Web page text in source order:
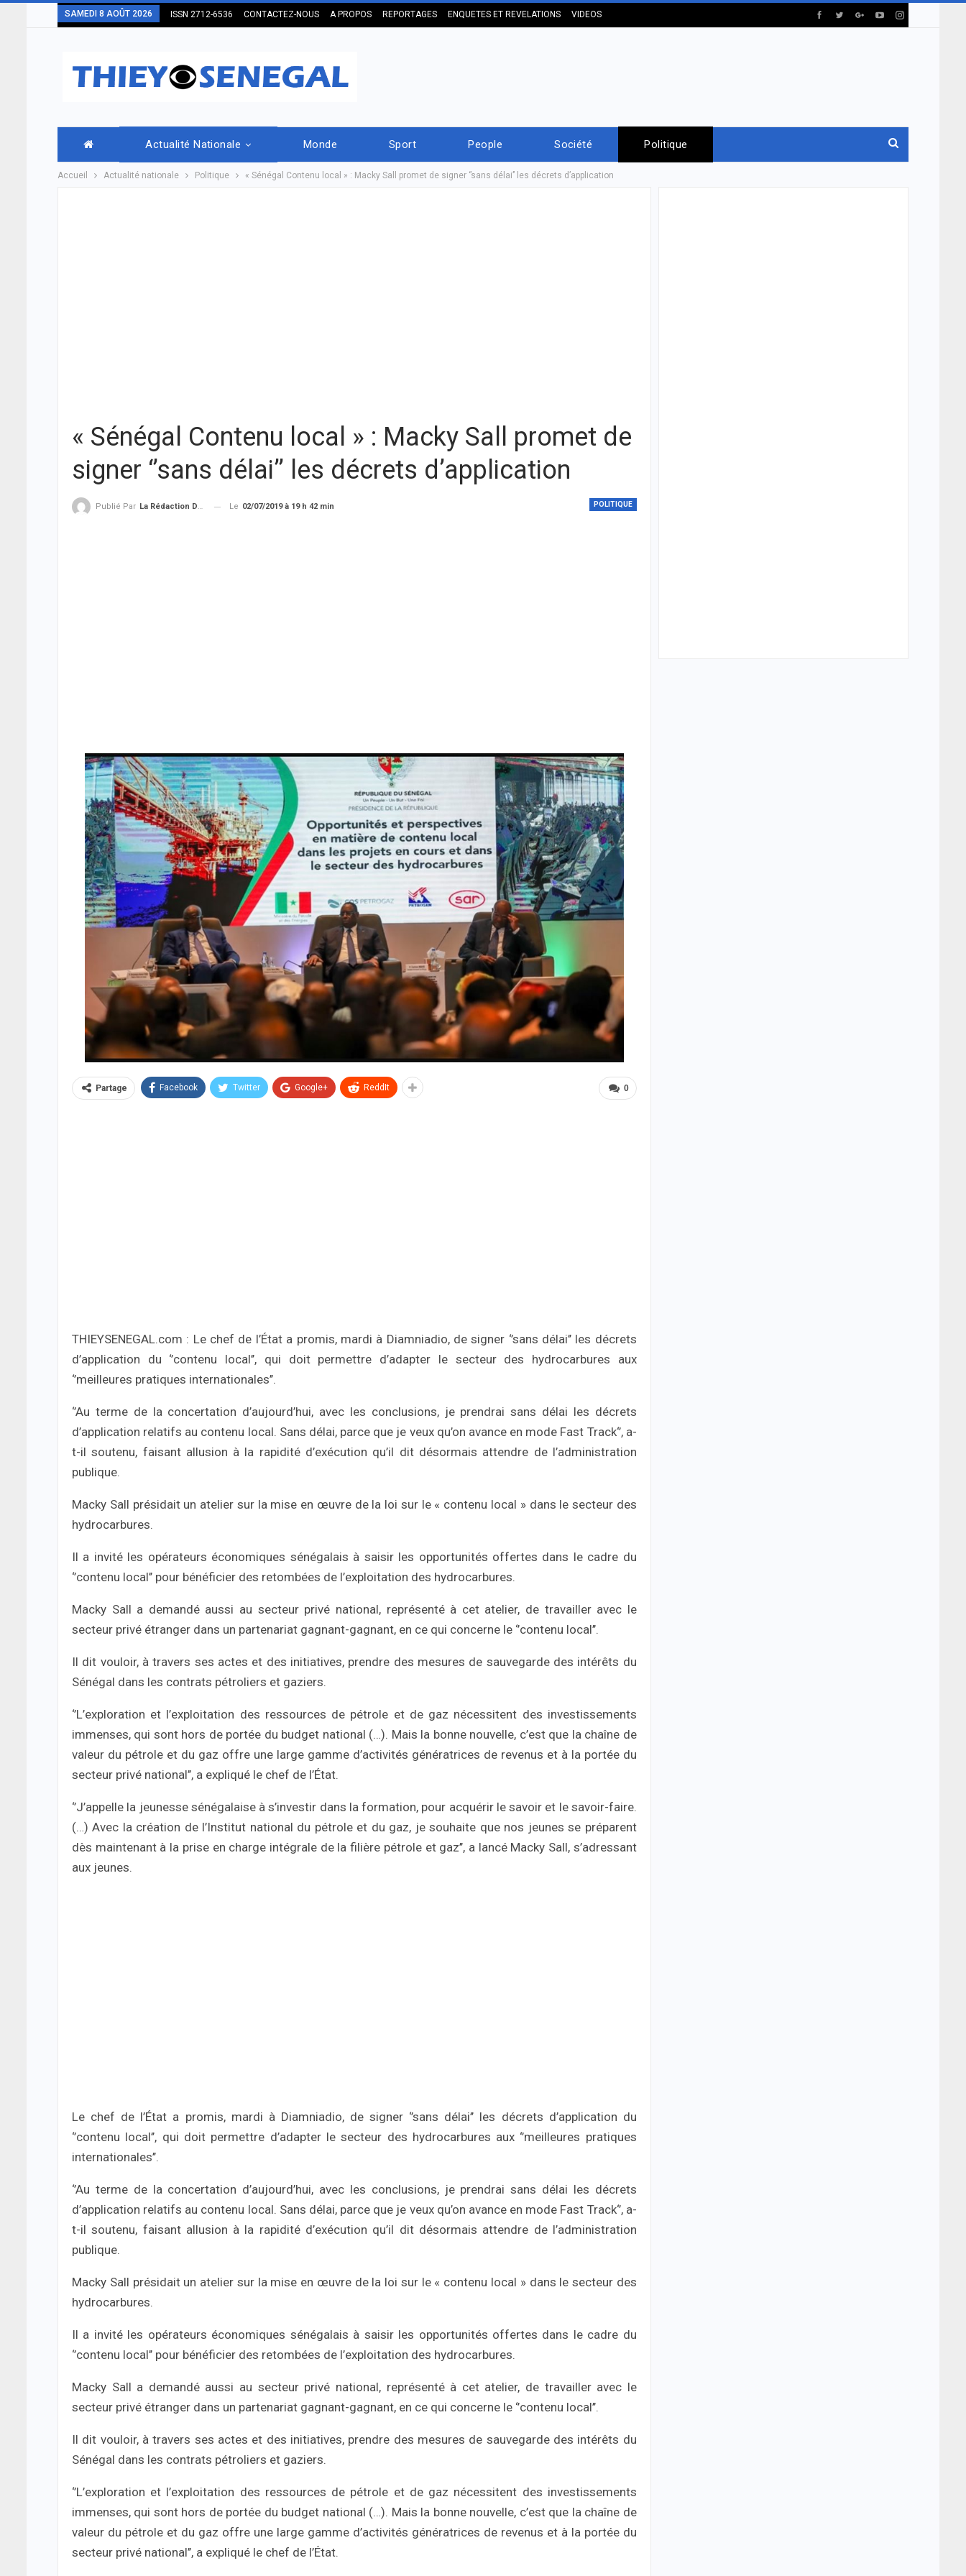
SAMEDI 8 AOÛT 2026 ISSN 2712-6536 CONTACTEZ-NOUS A PROPOS REPORTAGES ENQUETES ET REVELATIONS VIDEOS
Actualité Nationale Monde Sport People Société Politique
Accueil Actualité nationale Politique « Sénégal Contenu local » : Macky Sall promet de signer ‘’sans délai’’ les décrets d’application
« Sénégal Contenu local » : Macky Sall promet de
signer ‘’sans délai’’ les décrets d’application
POLITIQUE
Publié Par La Rédaction De THIEYSENEGAL.com Le 02/07/2019 à 19 h 42 min
0
Partage Facebook Twitter Google+ ReddIt
THIEYSENEGAL.com : Le chef de l’État a promis, mardi à Diamniadio, de signer ‘’sans délai’’ les décrets
d’application du ‘’contenu local’’, qui doit permettre d’adapter le secteur des hydrocarbures aux
‘’meilleures pratiques internationales’’.
‘’Au terme de la concertation d’aujourd’hui, avec les conclusions, je prendrai sans délai les décrets
d’application relatifs au contenu local. Sans délai, parce que je veux qu’on avance en mode Fast Track‘’, a-
t-il soutenu, faisant allusion à la rapidité d’exécution qu’il dit désormais attendre de l’administration
publique.
Macky Sall présidait un atelier sur la mise en œuvre de la loi sur le « contenu local » dans le secteur des
hydrocarbures.
Il a invité les opérateurs économiques sénégalais à saisir les opportunités offertes dans le cadre du
‘’contenu local’’ pour bénéficier des retombées de l’exploitation des hydrocarbures.
Macky Sall a demandé aussi au secteur privé national, représenté à cet atelier, de travailler avec le
secteur privé étranger dans un partenariat gagnant-gagnant, en ce qui concerne le ‘’contenu local’’.
Il dit vouloir, à travers ses actes et des initiatives, prendre des mesures de sauvegarde des intérêts du
Sénégal dans les contrats pétroliers et gaziers.
‘’L’exploration et l’exploitation des ressources de pétrole et de gaz nécessitent des investissements
immenses, qui sont hors de portée du budget national (…). Mais la bonne nouvelle, c’est que la chaîne de
valeur du pétrole et du gaz offre une large gamme d’activités génératrices de revenus et à la portée du
secteur privé national’’, a expliqué le chef de l’État.
‘’J’appelle la jeunesse sénégalaise à s’investir dans la formation, pour acquérir le savoir et le savoir-faire.
(…) Avec la création de l’Institut national du pétrole et du gaz, je souhaite que nos jeunes se préparent
dès maintenant à la prise en charge intégrale de la filière pétrole et gaz’’, a lancé Macky Sall, s’adressant
aux jeunes.
Le chef de l’État a promis, mardi à Diamniadio, de signer ‘’sans délai’’ les décrets d’application du
‘’contenu local’’, qui doit permettre d’adapter le secteur des hydrocarbures aux ‘’meilleures pratiques
internationales’’.
‘’Au terme de la concertation d’aujourd’hui, avec les conclusions, je prendrai sans délai les décrets
d’application relatifs au contenu local. Sans délai, parce que je veux qu’on avance en mode Fast Track‘’, a-
t-il soutenu, faisant allusion à la rapidité d’exécution qu’il dit désormais attendre de l’administration
publique.
Macky Sall présidait un atelier sur la mise en œuvre de la loi sur le « contenu local » dans le secteur des
hydrocarbures.
Il a invité les opérateurs économiques sénégalais à saisir les opportunités offertes dans le cadre du
‘’contenu local’’ pour bénéficier des retombées de l’exploitation des hydrocarbures.
Macky Sall a demandé aussi au secteur privé national, représenté à cet atelier, de travailler avec le
secteur privé étranger dans un partenariat gagnant-gagnant, en ce qui concerne le ‘’contenu local’’.
Il dit vouloir, à travers ses actes et des initiatives, prendre des mesures de sauvegarde des intérêts du
Sénégal dans les contrats pétroliers et gaziers.
‘’L’exploration et l’exploitation des ressources de pétrole et de gaz nécessitent des investissements
immenses, qui sont hors de portée du budget national (…). Mais la bonne nouvelle, c’est que la chaîne de
valeur du pétrole et du gaz offre une large gamme d’activités génératrices de revenus et à la portée du
secteur privé national’’, a expliqué le chef de l’État.